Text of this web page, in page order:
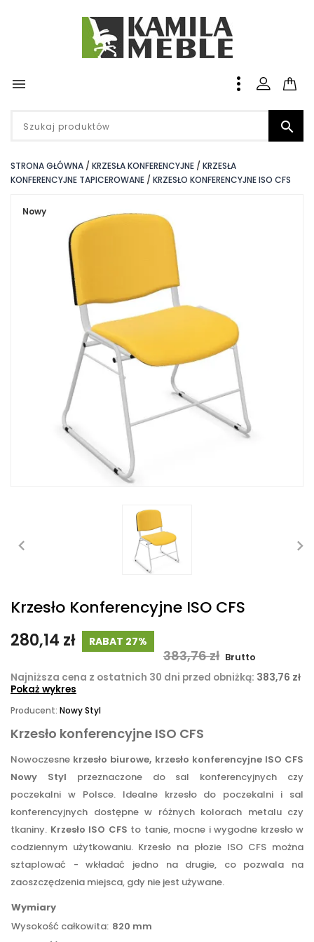


STRONA GŁÓWNA KRZESŁA KONFERENCYJNE
KRZESŁA
KONFERENCYJNE TAPICEROWANE
KRZESŁO KONFERENCYJNE ISO CFS
Nowy
Krzesło Konferencyjne ISO CFS
280,14 zł
RABAT 27%
383,76 zł Brutto
Najniższa cena z ostatnich 30 dni przed obniżką: 383,76 zł
Pokaż wykres
Producent: Nowy Styl
Krzesło konferencyjne ISO CFS
Nowoczesne krzesło biurowe, krzesło konferencyjne ISO CFS
Nowy Styl przeznaczone do sal konferencyjnych czy
poczekalni w Polsce. Idealne krzesło do poczekalni i sal
konferencyjnych dostępne w różnych kolorach metalu czy
tkaniny. Krzesło ISO CFS to tanie, mocne i wygodne krzesło w
codziennym użytkowaniu. Krzesło na płozie ISO CFS można
sztaplować - wkładać jedno na drugie, co pozwala na
zaoszczędzenia miejsca, gdy nie jest używane.
Wymiary
Wysokość całkowita: 820 mm